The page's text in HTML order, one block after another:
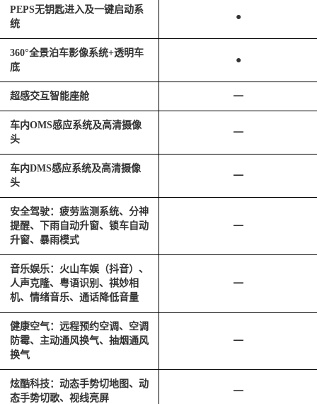
PEPS无钥匙进入及一键启动系
统
●
360°全景泊车影像系统+透明车
底
●
超感交互智能座舱 ━
车内OMS感应系统及高清摄像
头
━
车内DMS感应系统及高清摄像
头
━
安全驾驶：疲劳监测系统、分神
提醒、下雨自动升窗、锁车自动
升窗、暴雨模式
━
音乐娱乐：火山车娱（抖音）、
人声克隆、粤语识别、祺妙相
机、情绪音乐、通话降低音量
━
健康空气：远程预约空调、空调
防霉、主动通风换气、抽烟通风
换气
━
炫酷科技：动态手势切地图、动
态手势切歌、视线亮屏
━